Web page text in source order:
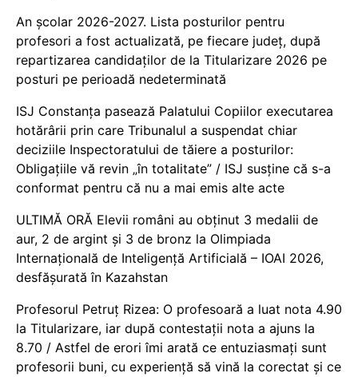
An școlar 2026-2027. Lista posturilor pentru
profesori a fost actualizată, pe fiecare județ, după
repartizarea candidaților de la Titularizare 2026 pe
posturi pe perioadă nedeterminată
ISJ Constanța pasează Palatului Copiilor executarea
hotărârii prin care Tribunalul a suspendat chiar
deciziile Inspectoratului de tăiere a posturilor:
Obligațiile vă revin „în totalitate” / ISJ susține că s-a
conformat pentru că nu a mai emis alte acte
ULTIMĂ ORĂ Elevii români au obținut 3 medalii de
aur, 2 de argint și 3 de bronz la Olimpiada
Internațională de Inteligență Artificială – IOAI 2026,
desfășurată în Kazahstan
Profesorul Petruț Rizea: O profesoară a luat nota 4.90
la Titularizare, iar după contestații nota a ajuns la
8.70 / Astfel de erori îmi arată ce entuziasmați sunt
profesorii buni, cu experiență să vină la corectat și ce